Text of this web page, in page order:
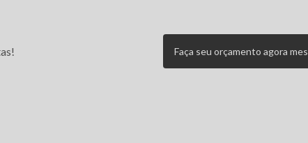
Faça seu orçamento agora